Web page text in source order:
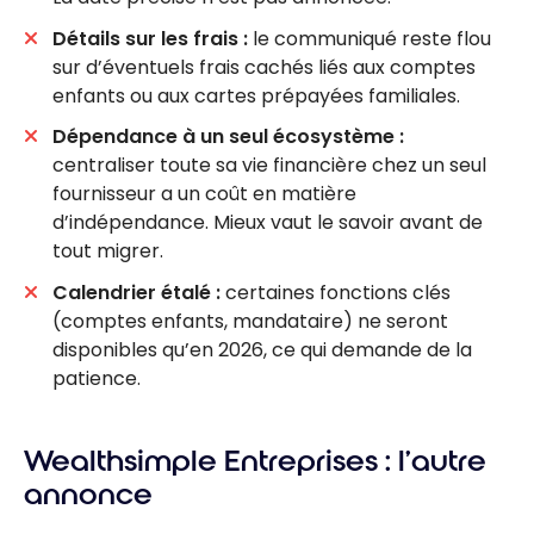
Détails sur les frais : le communiqué reste flou
sur d’éventuels frais cachés liés aux comptes
enfants ou aux cartes prépayées familiales.
Dépendance à un seul écosystème :
centraliser toute sa vie financière chez un seul
fournisseur a un coût en matière
d’indépendance. Mieux vaut le savoir avant de
tout migrer.
Calendrier étalé :certaines fonctions clés
(comptes enfants, mandataire) ne seront
disponibles qu’en 2026, ce qui demande de la
patience.
Wealthsimple Entreprises : l’autre
annonce